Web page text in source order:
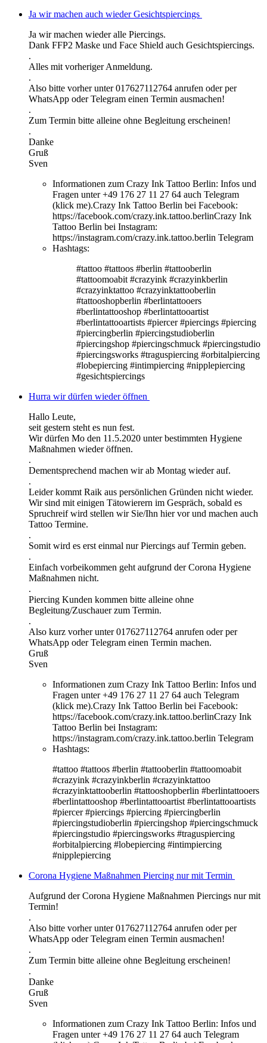
Ja wir machen auch wieder Gesichtspiercings
Ja wir machen wieder alle Piercings.
Dank FFP2 Maske und Face Shield auch Gesichtspiercings.
.
Alles mit vorheriger Anmeldung.
.
Also bitte vorher unter 017627112764 anrufen oder per
WhatsApp oder Telegram einen Termin ausmachen!
.
Zum Termin bitte alleine ohne Begleitung erscheinen!
.
Danke
Gruß
Sven
Informationen zum Crazy Ink Tattoo Berlin: Infos und
Fragen unter +49 176 27 11 27 64 auch Telegram
(klick me).Crazy Ink Tattoo Berlin bei Facebook:
https://facebook.com/crazy.ink.tattoo.berlinCrazy Ink
Tattoo Berlin bei Instagram:
https://instagram.com/crazy.ink.tattoo.berlin Telegram
Hashtags:
#tattoo #tattoos #berlin #tattooberlin
#tattoomoabit #crazyink #crazyinkberlin
#crazyinktattoo #crazyinktattooberlin
#tattooshopberlin #berlintattooers
#berlintattooshop #berlintattooartist
#berlintattooartists #piercer #piercings #piercing
#piercingberlin #piercingstudioberlin
#piercingshop #piercingschmuck #piercingstudio
#piercingsworks #traguspiercing #orbitalpiercing
#lobepiercing #intimpiercing #nipplepiercing
#gesichtspiercings
Hurra wir dürfen wieder öffnen
Hallo Leute,
seit gestern steht es nun fest.
Wir dürfen Mo den 11.5.2020 unter bestimmten Hygiene
Maßnahmen wieder öffnen.
.
Dementsprechend machen wir ab Montag wieder auf.
.
Leider kommt Raik aus persönlichen Gründen nicht wieder.
Wir sind mit einigen Tätowierern im Gespräch, sobald es
Spruchreif wird stellen wir Sie/Ihn hier vor und machen auch
Tattoo Termine.
.
Somit wird es erst einmal nur Piercings auf Termin geben.
.
Einfach vorbeikommen geht aufgrund der Corona Hygiene
Maßnahmen nicht.
.
Piercing Kunden kommen bitte alleine ohne
Begleitung/Zuschauer zum Termin.
.
Also kurz vorher unter 017627112764 anrufen oder per
WhatsApp oder Telegram einen Termin machen.
Gruß
Sven
Informationen zum Crazy Ink Tattoo Berlin: Infos und
Fragen unter +49 176 27 11 27 64 auch Telegram
(klick me).Crazy Ink Tattoo Berlin bei Facebook:
https://facebook.com/crazy.ink.tattoo.berlinCrazy Ink
Tattoo Berlin bei Instagram:
https://instagram.com/crazy.ink.tattoo.berlin Telegram
Hashtags:
#tattoo #tattoos #berlin #tattooberlin #tattoomoabit
#crazyink #crazyinkberlin #crazyinktattoo
#crazyinktattooberlin #tattooshopberlin #berlintattooers
#berlintattooshop #berlintattooartist #berlintattooartists
#piercer #piercings #piercing #piercingberlin
#piercingstudioberlin #piercingshop #piercingschmuck
#piercingstudio #piercingsworks #traguspiercing
#orbitalpiercing #lobepiercing #intimpiercing
#nipplepiercing
Corona Hygiene Maßnahmen Piercing nur mit Termin
Aufgrund der Corona Hygiene Maßnahmen Piercings nur mit
Termin!
.
Also bitte vorher unter 017627112764 anrufen oder per
WhatsApp oder Telegram einen Termin ausmachen!
.
Zum Termin bitte alleine ohne Begleitung erscheinen!
.
Danke
Gruß
Sven
Informationen zum Crazy Ink Tattoo Berlin: Infos und
Fragen unter +49 176 27 11 27 64 auch Telegram